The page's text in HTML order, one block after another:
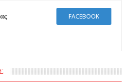
FACEBOOK